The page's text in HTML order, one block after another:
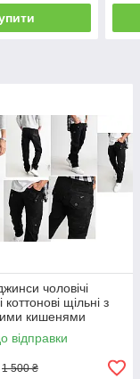
чоловічі
коттонові щільні з
кишенями
Туреччина
відправки
1 500 ₴